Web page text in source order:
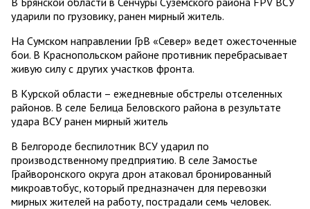
ударили по грузовику, ранен мирный житель.
На Сумском направлении ГрВ «Север» ведет ожесточенные
бои. В Краснопольском районе противник перебрасывает
живую силу с других участков фронта.
В Курской области – ежедневные обстрелы отселенных
районов. В селе Белица Беловского района в результате
удара ВСУ ранен мирный житель
В Белгороде беспилотник ВСУ ударил по
производственному предприятию. В селе Замостье
Грайворонского округа дрон атаковал бронированный
микроавтобус, который предназначен для перевозки
мирных жителей на работу, пострадали семь человек.